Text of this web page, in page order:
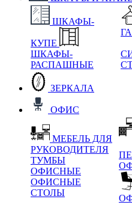
ШКАФЫ-
КУПЕ
ШКАФЫ-
РАСПАШНЫЕ
ЗЕРКАЛА
ОФИС
МЕБЕЛЬ ДЛЯ
РУКОВОДИТЕЛЯ
ТУМБЫ
ОФИСНЫЕ
ОФИСНЫЕ
СТОЛЫ